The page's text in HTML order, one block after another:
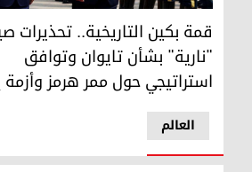
قمة بكين التاريخية.. تحذيرات
العالم
قمة بكين التاريخية.. تحذيرات
"نارية" بشأن تايوان وتوافق
استراتيجي حول ممر هرمز وأزمة